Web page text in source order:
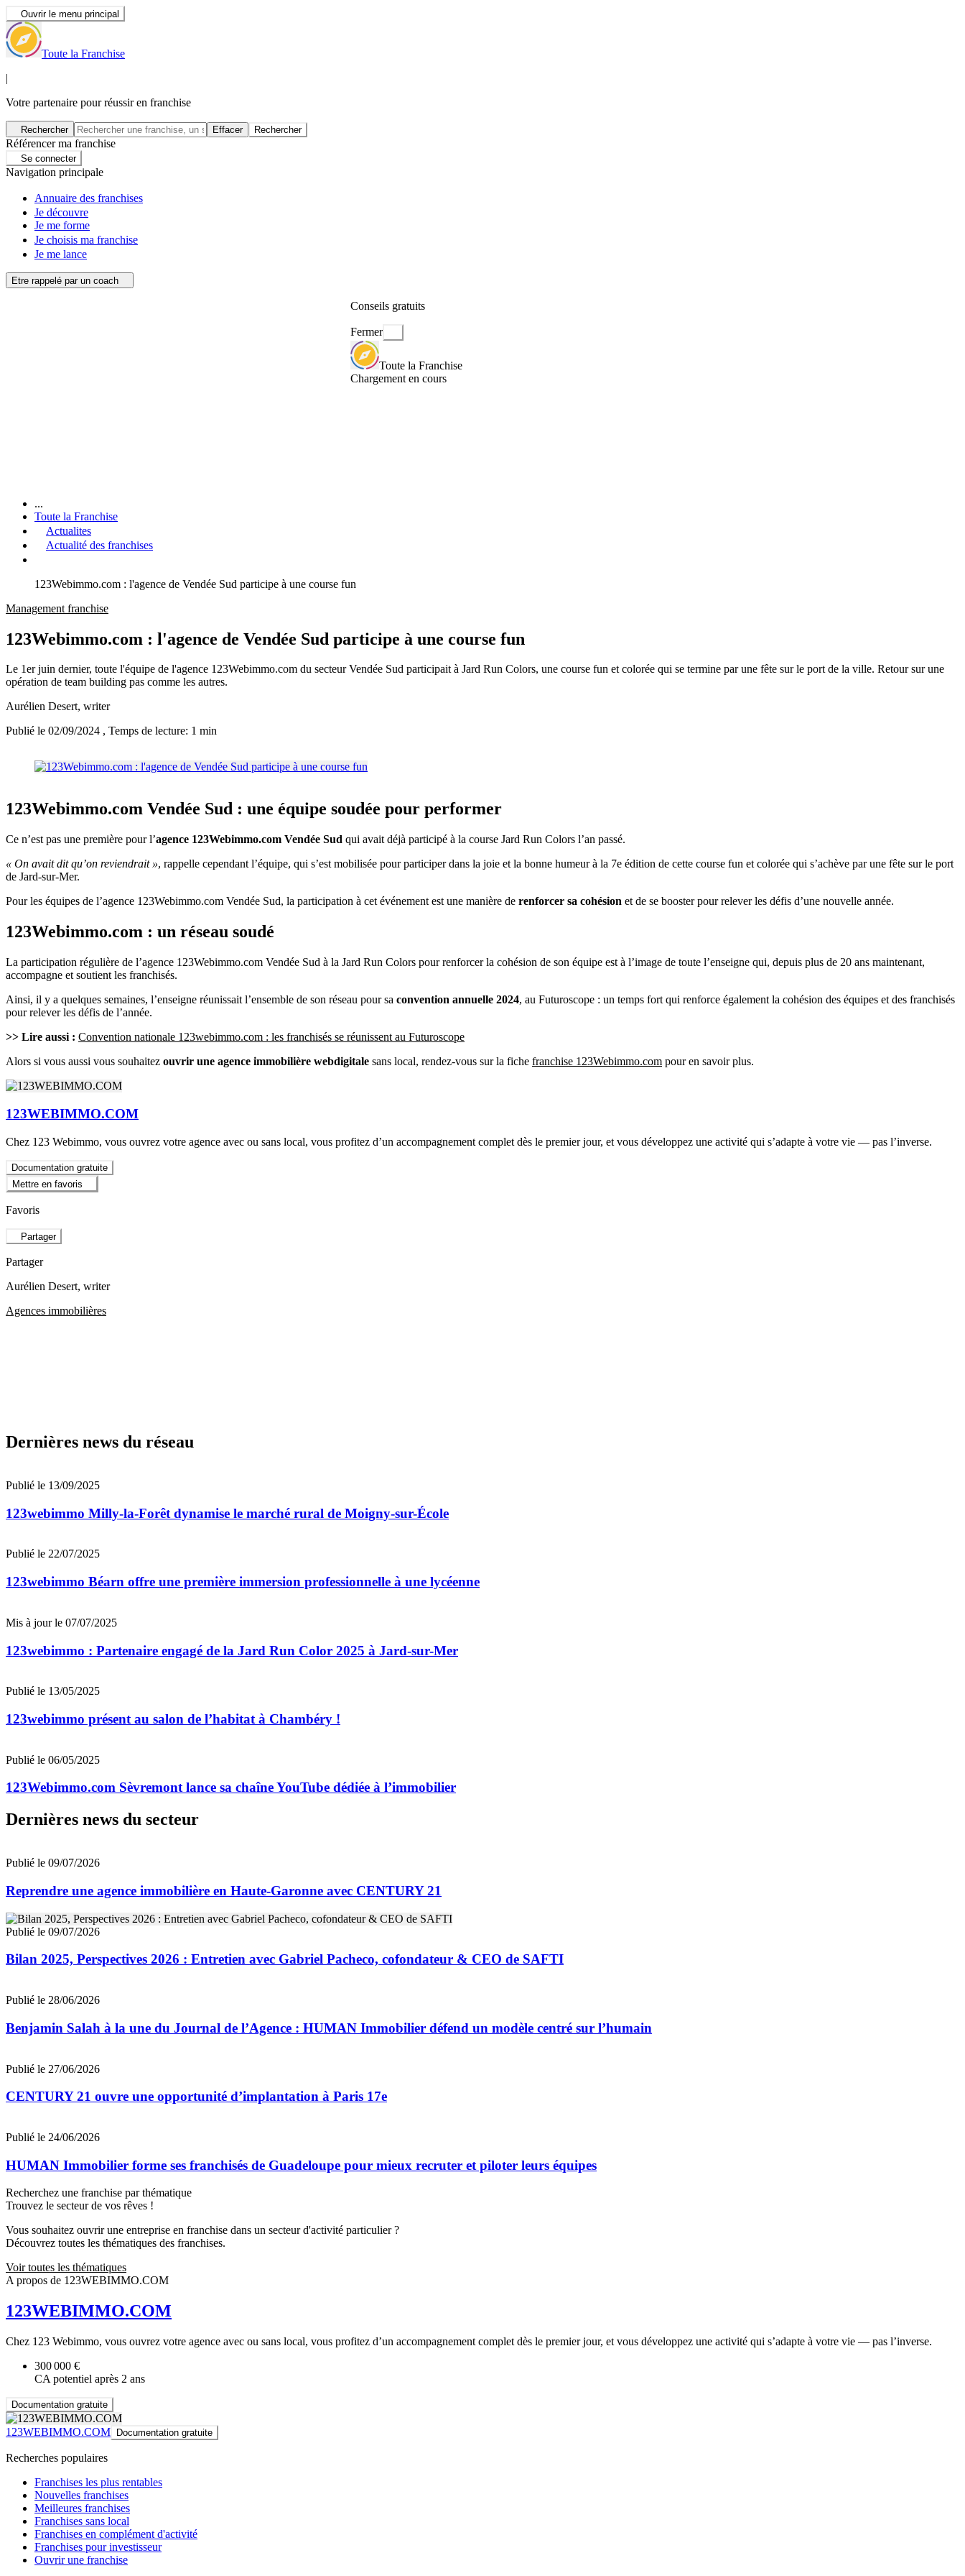
Ouvrir le menu principal
Toute la Franchise
|
Votre partenaire pour réussir en franchise
Rechercher Effacer Rechercher
Référencer ma franchise
Se connecter
Navigation principale
Annuaire des franchises
Je découvre
Je me forme
Je choisis ma franchise
Je me lance
Etre rappelé par un coach
Conseils gratuits
Fermer
Toute la Franchise
Chargement en cours
...
Toute la Franchise
Actualites
Actualité des franchises
123Webimmo.com : l'agence de Vendée Sud participe à une course fun
Management franchise
123Webimmo.com : l'agence de Vendée Sud participe à une course fun
Le 1er juin dernier, toute l'équipe de l'agence 123Webimmo.com du secteur Vendée Sud participait à Jard Run Colors, une course fun et colorée qui se termine par une fête sur le port de la ville. Retour sur une
opération de team building pas comme les autres.
Aurélien Desert, writer
Publié le 02/09/2024 , Temps de lecture: 1 min
123Webimmo.com Vendée Sud : une équipe soudée pour performer
Ce n’est pas une première pour l’agence 123Webimmo.com Vendée Sud qui avait déjà participé à la course Jard Run Colors l’an passé.
« On avait dit qu’on reviendrait », rappelle cependant l’équipe, qui s’est mobilisée pour participer dans la joie et la bonne humeur à la 7e édition de cette course fun et colorée qui s’achève par une fête sur le port
de Jard-sur-Mer.
Pour les équipes de l’agence 123Webimmo.com Vendée Sud, la participation à cet événement est une manière de renforcer sa cohésion et de se booster pour relever les défis d’une nouvelle année.
123Webimmo.com : un réseau soudé
La participation régulière de l’agence 123Webimmo.com Vendée Sud à la Jard Run Colors pour renforcer la cohésion de son équipe est à l’image de toute l’enseigne qui, depuis plus de 20 ans maintenant,
accompagne et soutient les franchisés.
Ainsi, il y a quelques semaines, l’enseigne réunissait l’ensemble de son réseau pour sa convention annuelle 2024, au Futuroscope : un temps fort qui renforce également la cohésion des équipes et des franchisés
pour relever les défis de l’année.
>> Lire aussi : Convention nationale 123webimmo.com : les franchisés se réunissent au Futuroscope
Alors si vous aussi vous souhaitez ouvrir une agence immobilière webdigitale sans local, rendez-vous sur la fiche franchise 123Webimmo.com pour en savoir plus.
123WEBIMMO.COM
Chez 123 Webimmo, vous ouvrez votre agence avec ou sans local, vous profitez d’un accompagnement complet dès le premier jour, et vous développez une activité qui s’adapte à votre vie — pas l’inverse.
Documentation gratuite
Mettre en favoris
Favoris
Partager
Partager
Aurélien Desert, writer
Agences immobilières
Dernières news du réseau
Publié le 13/09/2025
123webimmo Milly-la-Forêt dynamise le marché rural de Moigny-sur-École
Publié le 22/07/2025
123webimmo Béarn offre une première immersion professionnelle à une lycéenne
Mis à jour le 07/07/2025
123webimmo : Partenaire engagé de la Jard Run Color 2025 à Jard-sur-Mer
Publié le 13/05/2025
123webimmo présent au salon de l’habitat à Chambéry !
Publié le 06/05/2025
123Webimmo.com Sèvremont lance sa chaîne YouTube dédiée à l’immobilier
Dernières news du secteur
Publié le 09/07/2026
Reprendre une agence immobilière en Haute-Garonne avec CENTURY 21
Publié le 09/07/2026
Bilan 2025, Perspectives 2026 : Entretien avec Gabriel Pacheco, cofondateur & CEO de SAFTI
Publié le 28/06/2026
Benjamin Salah à la une du Journal de l’Agence : HUMAN Immobilier défend un modèle centré sur l’humain
Publié le 27/06/2026
CENTURY 21 ouvre une opportunité d’implantation à Paris 17e
Publié le 24/06/2026
HUMAN Immobilier forme ses franchisés de Guadeloupe pour mieux recruter et piloter leurs équipes
Recherchez une franchise par thématique
Trouvez le secteur de vos rêves !
Vous souhaitez ouvrir une entreprise en franchise dans un secteur d'activité particulier ?
Découvrez toutes les thématiques des franchises.
Voir toutes les thématiques
A propos de 123WEBIMMO.COM
123WEBIMMO.COM
Chez 123 Webimmo, vous ouvrez votre agence avec ou sans local, vous profitez d’un accompagnement complet dès le premier jour, et vous développez une activité qui s’adapte à votre vie — pas l’inverse.
300 000 €
CA potentiel après 2 ans
Documentation gratuite
123WEBIMMO.COM Documentation gratuite
Recherches populaires
Franchises les plus rentables
Nouvelles franchises
Meilleures franchises
Franchises sans local
Franchises en complément d'activité
Franchises pour investisseur
Ouvrir une franchise